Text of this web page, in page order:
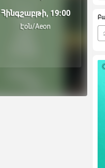
Հինգշաբթի, 19:00
Էօն/Aeon